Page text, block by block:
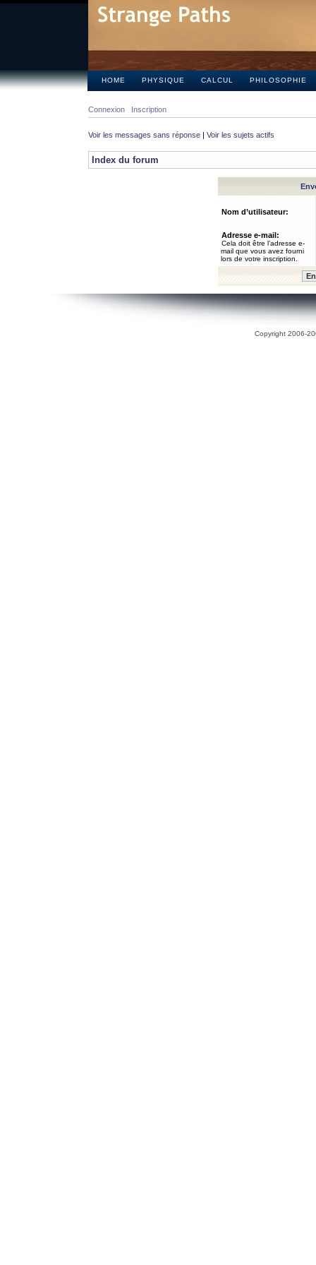
HOME PHYSIQUE CALCUL PHILOSOPHIE
Connexion Inscription
Voir les messages sans réponse | Voir les sujets actifs
Index du forum
Nom d’utilisateur:
Adresse e-mail:
Cela doit être l’adresse e-
mail que vous avez fourni
lors de votre inscription.
Copyright 2006-